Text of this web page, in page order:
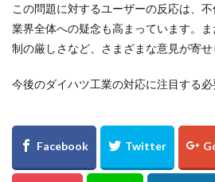
この問題に対するユーザーの反応は、不
業界全体への疑念も高まっています。
制の厳しさなど、さまざまな意見が寄せ
今後のダイハツ工業の対応に注目する必